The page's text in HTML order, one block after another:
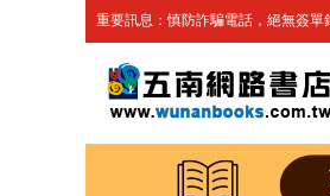
重要訊息：慎防詐騙電話，絕無簽單